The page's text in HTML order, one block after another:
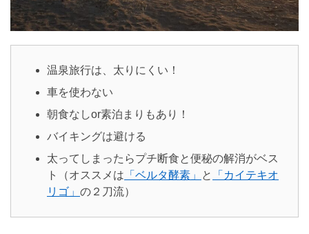
温泉旅行は、太りにくい！
車を使わない
朝食なしor素泊まりもあり！
バイキングは避ける
太ってしまったらプチ断食と便秘の解消がベス
ト（オススメは 「ベルタ酵素」 と
「カイテキオ
リゴ」 の２刀流）